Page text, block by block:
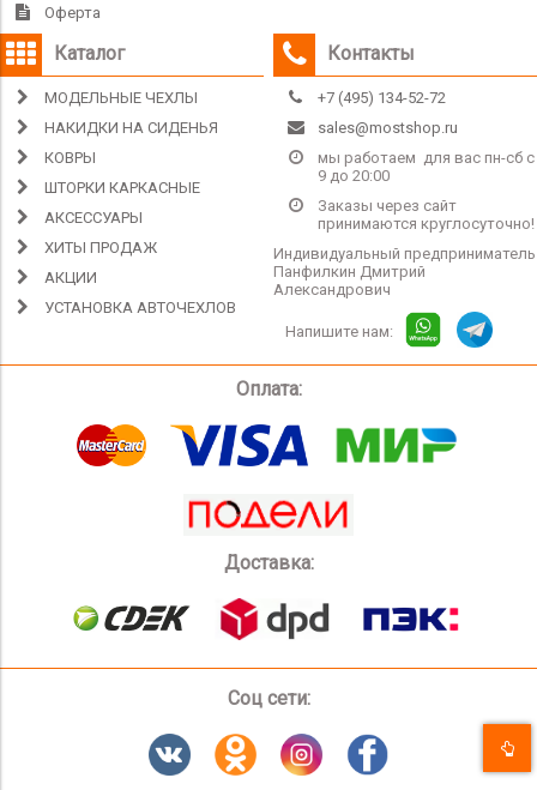
Оферта
Каталог
МОДЕЛЬНЫЕ ЧЕХЛЫ
НАКИДКИ НА СИДЕНЬЯ
КОВРЫ
ШТОРКИ КАРКАСНЫЕ
АКСЕССУАРЫ
ХИТЫ ПРОДАЖ
АКЦИИ
УСТАНОВКА АВТОЧЕХЛОВ
Контакты
+7 (495) 134-52-72
sales@mostshop.ru
мы работаем для вас пн-сб с
9 до 20:00
Заказы через сайт
принимаются круглосуточно!
Индивидуальный предприниматель
Панфилкин Дмитрий
Александрович
Напишите нам:
Оплата:
Доставка:
Соц сети: